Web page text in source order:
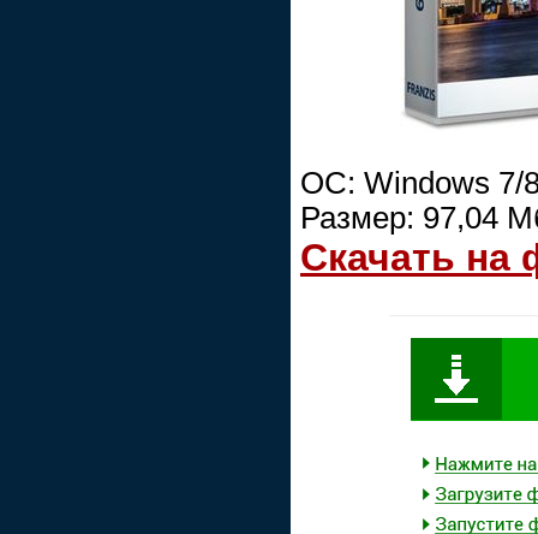
ОС: Windows 7/
Размер: 97,04
Скачать на